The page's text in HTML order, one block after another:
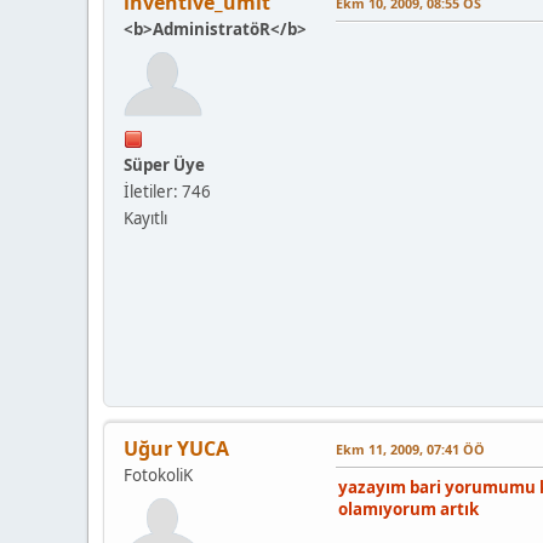
<b>AdministratöR</b>
Süper Üye
İletiler: 746
Kayıtlı
Uğur YUCA
FotokoliK
Ekm 11, 2009, 07:41 ÖÖ
yazayım bari yorumumu
olamıyorum artık